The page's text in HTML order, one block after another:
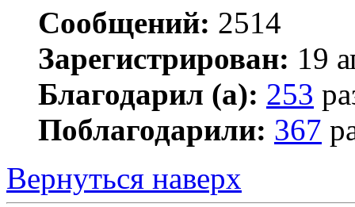
Сообщений: 2514
Зарегистрирован: 19
Благодарил (а): 253
Поблагодарили: 367
Вернуться наверх